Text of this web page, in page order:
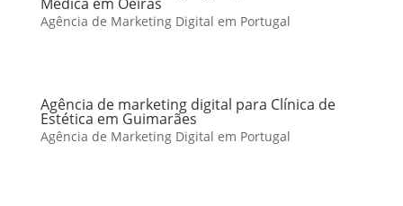
Agência de Marketing Digital em Portugal
Agência de marketing digital para Clínica de
Estética em Guimarães
Agência de Marketing Digital em Portugal